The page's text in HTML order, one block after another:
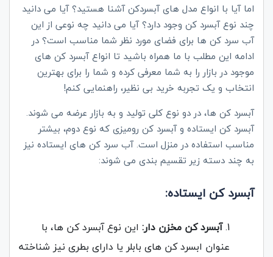
اما آیا با انواع مدل های آبسردکن آشنا هستید؟ آیا می دانید
چند نوع آبسرد کن وجود دارد؟ آیا می دانید چه نوعی از این
آب سرد کن ها برای فضای مورد نظر شما مناسب است؟ در
ادامه این مطلب با ما همراه باشید تا انواع آبسرد کن های
موجود در بازار را به شما معرفی کرده و شما را برای بهترین
انتخاب و یک تجربه خرید بی نظیر، راهنمایی کنم!
آبسرد کن ها، در دو نوع کلی تولید و به بازار عرضه می شوند.
آبسرد کن ایستاده و آبسرد کن رومیزی که نوع دوم، بیشتر
مناسب استفاده در منزل است. آب سرد کن های ایستاده نیز
به چند دسته زیر تقسیم بندی می شوند:
آبسرد کن ایستاده:
آبسرد کن مخزن دار: این نوع آبسرد کن ها، با
عنوان ابسرد کن های بابلر یا دارای بطری نیز شناخته